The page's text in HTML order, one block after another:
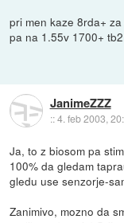
pri men kaze 8rda+
pa na 1.55v 1700+
JanimeZZZ
::4. feb 2003,
Ja, to z biosom pa
100% da gledam
gledu use senzorje-
Zanimivo, mozno da